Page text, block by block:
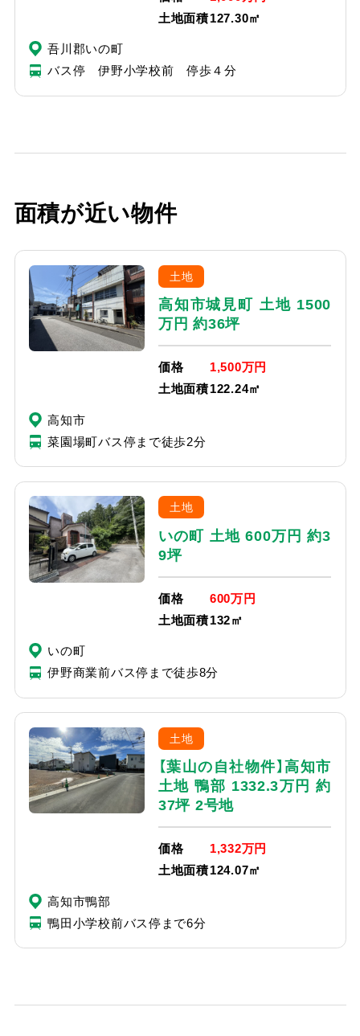
土地面積127.30㎡
吾川郡いの町
バス停 伊野小学校前 停歩４分
面積が近い物件
土地
高知市城見町 土地 1500
万円 約36坪
価格
1,500万円
土地面積122.24㎡
高知市
菜園場町バス停まで徒歩2分
土地
いの町 土地 600万円 約3
9坪
価格
600万円
土地面積132㎡
いの町
伊野商業前バス停まで徒歩8分
土地
【葉山の自社物件】高知市
土地 鴨部 1332.3万円 約
37坪 2号地
価格
1,332万円
土地面積124.07㎡
高知市鴨部
鴨田小学校前バス停まで6分